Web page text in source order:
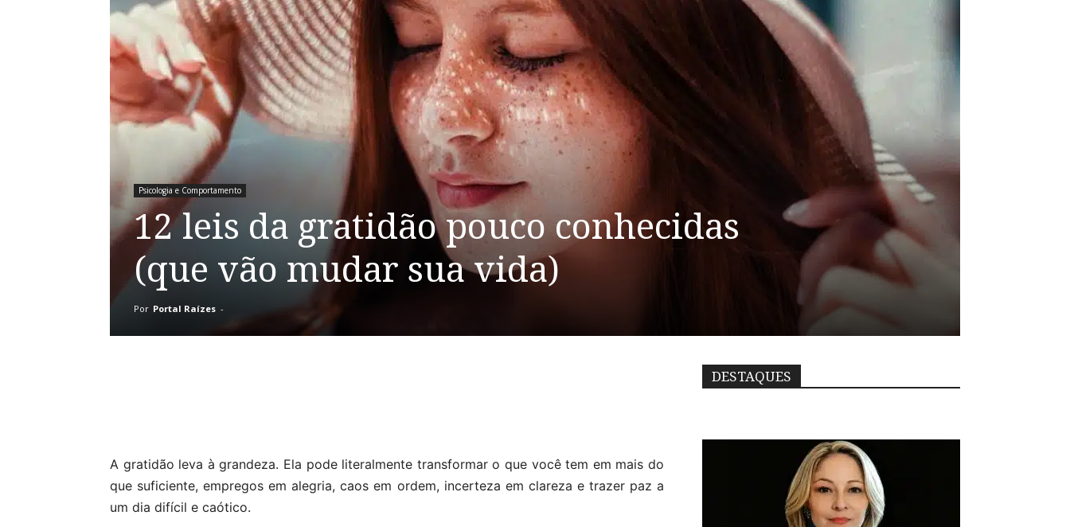
Raízes
Psicologia e Comportamento
12 leis da gratidão pouco conhecidas
(que vão mudar sua vida)
Por Portal Raízes -
A gratidão leva à grandeza. Ela pode literalmente transformar o que você tem em mais do
que suficiente, empregos em alegria, caos em ordem, incerteza em clareza e trazer paz a
um dia difícil e caótico.
DESTAQUES